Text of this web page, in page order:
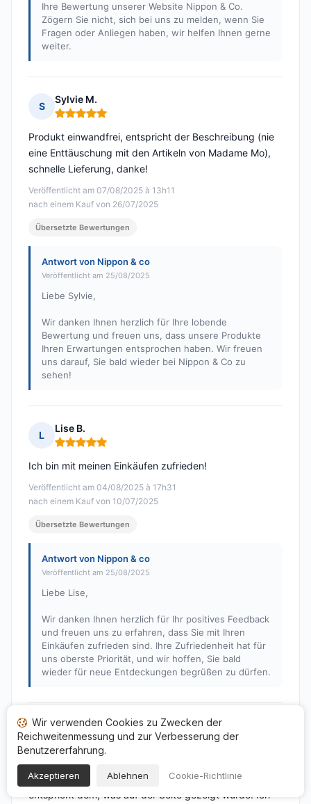
Ihre Bewertung unserer Website Nippon & Co.
Zögern Sie nicht, sich bei uns zu melden, wenn Sie
Fragen oder Anliegen haben, wir helfen Ihnen gerne
weiter.
S
Sylvie M.
Hinweis: 5 von 5
Veröffentlicht am 07/08/2025 à 13h11
nach einem Kauf von 26/07/2025
Produkt einwandfrei, entspricht der Beschreibung (nie
eine Enttäuschung mit den Artikeln von Madame Mo),
schnelle Lieferung, danke!
Übersetzte Bewertungen
Antwort von Nippon & co
Veröffentlicht am 25/08/2025
Liebe Sylvie,
Wir danken Ihnen herzlich für Ihre lobende
Bewertung und freuen uns, dass unsere Produkte
Ihren Erwartungen entsprochen haben. Wir freuen
uns darauf, Sie bald wieder bei Nippon & Co zu
sehen!
L
Lise B.
Hinweis: 5 von 5
Veröffentlicht am 04/08/2025 à 17h31
nach einem Kauf von 10/07/2025
Ich bin mit meinen Einkäufen zufrieden!
Übersetzte Bewertungen
Antwort von Nippon & co
Veröffentlicht am 25/08/2025
Liebe Lise,
Wir danken Ihnen herzlich für Ihr positives Feedback
und freuen uns zu erfahren, dass Sie mit Ihren
Einkäufen zufrieden sind. Ihre Zufriedenheit hat für
uns oberste Priorität, und wir hoffen, Sie bald
wieder für neue Entdeckungen begrüßen zu dürfen.
C
Corinne T.
Hinweis: 4 von 5
Ich habe einige sehr schöne Metallglocken gekauft. Das
Material ist großartig und das Aussehen des Produkts
entspricht dem, was auf der Seite gezeigt wurde. Ich
Wir verwenden Cookies zu Zwecken der
Reichweitenmessung und zur Verbesserung der
Benutzererfahrung.
Akzeptieren Ablehnen Cookie-Richtlinie